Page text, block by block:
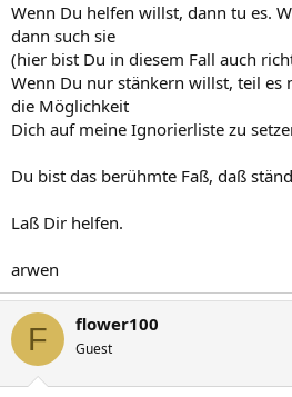
Wenn Du helfen willst, dann tu es.
dann such sie
(hier bist Du in diesem Fall auch
Wenn Du nur stänkern willst, teil es
die Möglichkeit
Dich auf meine Ignorierliste zu
Du bist das berühmte Faß, daß
Laß Dir helfen.
arwen
F flower100
Guest